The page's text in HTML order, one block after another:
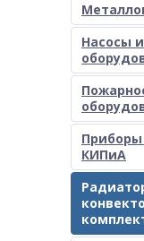
Насосы
Приборы
КИПиА